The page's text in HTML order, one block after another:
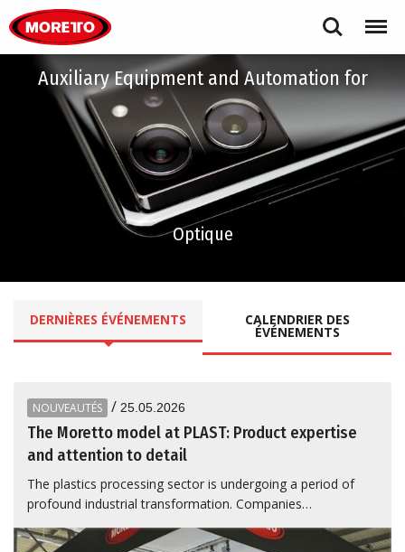
Search Menu
Auxiliary Equipment and Automation for
Optique
DERNIÈRES ÉVÉNEMENTS CALENDRIERDES
ÉVÉNEMENTS
NOUVEAUTÉS / 25.05.2026
The Moretto model at PLAST: Product expertise
and attention to detail
The plastics processing sector is undergoing a period of
profound industrial transformation. Companies…